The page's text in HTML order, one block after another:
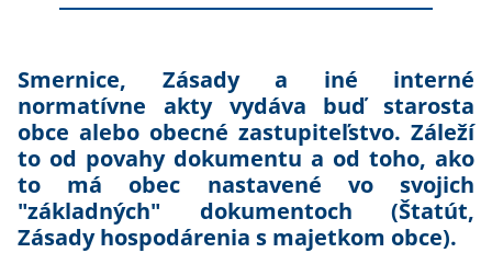
Smernice, Zásady a iné interné
normatívne akty vydáva buď starosta
obce alebo obecné zastupiteľstvo. Záleží
to od povahy dokumentu a od toho, ako
to má obec nastavené vo svojich
"základných" dokumentoch (Štatút,
Zásady hospodárenia s majetkom obce).